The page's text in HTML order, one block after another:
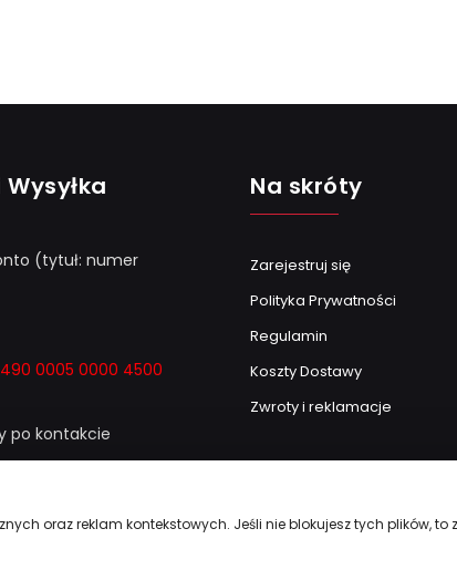
(tytuł: numer
0005 0000 4500
po kontakcie
Na skróty
Zarejestruj się
Polityka Prywatności
Regulamin
Koszty Dostawy
Zwroty i reklamacje
oraz reklam kontekstowych. Jeśli nie blokujesz tych plików,